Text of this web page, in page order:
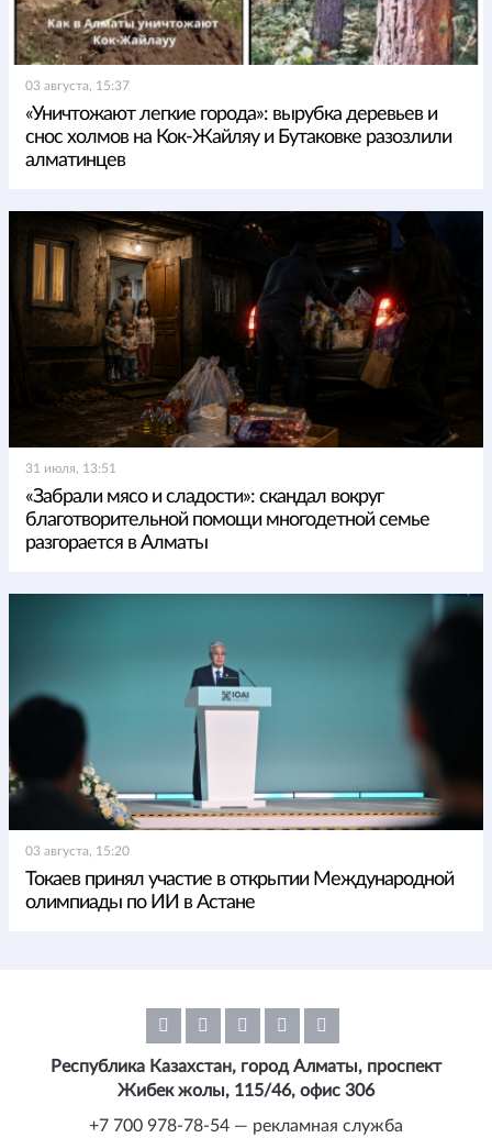
03 августа, 15:37
«Уничтожают легкие города»: вырубка деревьев и
снос холмов на Кок-Жайляу и Бутаковке разозлили
алматинцев
31 июля, 13:51
«Забрали мясо и сладости»: скандал вокруг
благотворительной помощи многодетной семье
разгорается в Алматы
03 августа, 15:20
Токаев принял участие в открытии Международной
олимпиады по ИИ в Астане
Республика Казахстан, город Алматы, проспект
Жибек жолы, 115/46, офис 306
+7 700 978-78-54 — рекламная служба